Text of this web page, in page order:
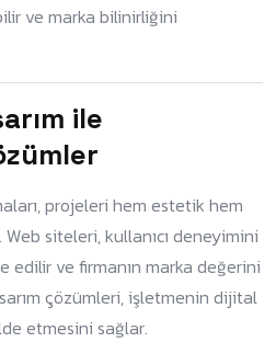
ve marka bilinirliğini
ile
projeleri hem estetik hem
siteleri, kullanıcı deneyimini
ve firmanın marka değerini
çözümleri, işletmenin dijital
etmesini sağlar.